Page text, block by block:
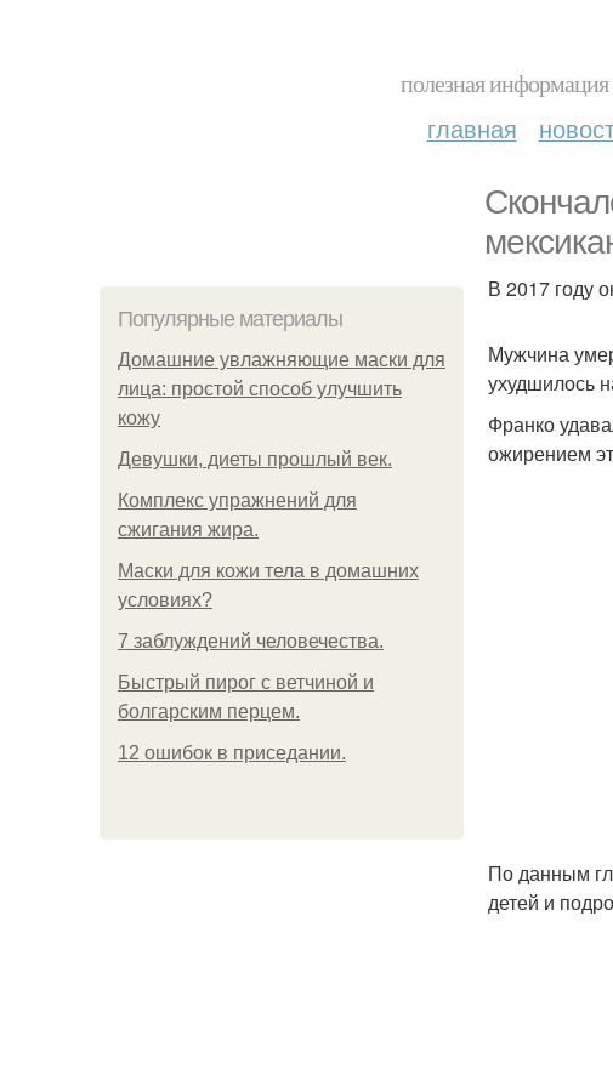
полезная
главная
Популярные материалы
Домашние увлажняющие маски для
лица: простой способ улучшить
кожу
Девушки, диеты прошлый век.
Комплекс упражнений для
сжигания жира.
Маски для кожи тела в домашних
условиях?
7 заблуждений человечества.
Быстрый пирог с ветчиной и
болгарским перцем.
12 ошибок в приседании.
В 2017 году
Мужчина
ухудшилось
Франко
ожирением
По данным
детей и